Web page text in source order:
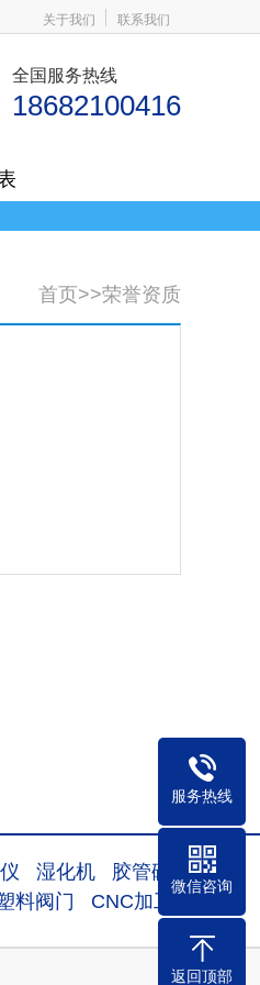
关于我们 联系我们
全国服务热线
18682100416
首页>>荣誉资质
湿化机
胶管硫化罐
料阀门
CNC加工
服务热线
微信咨询
返回顶部